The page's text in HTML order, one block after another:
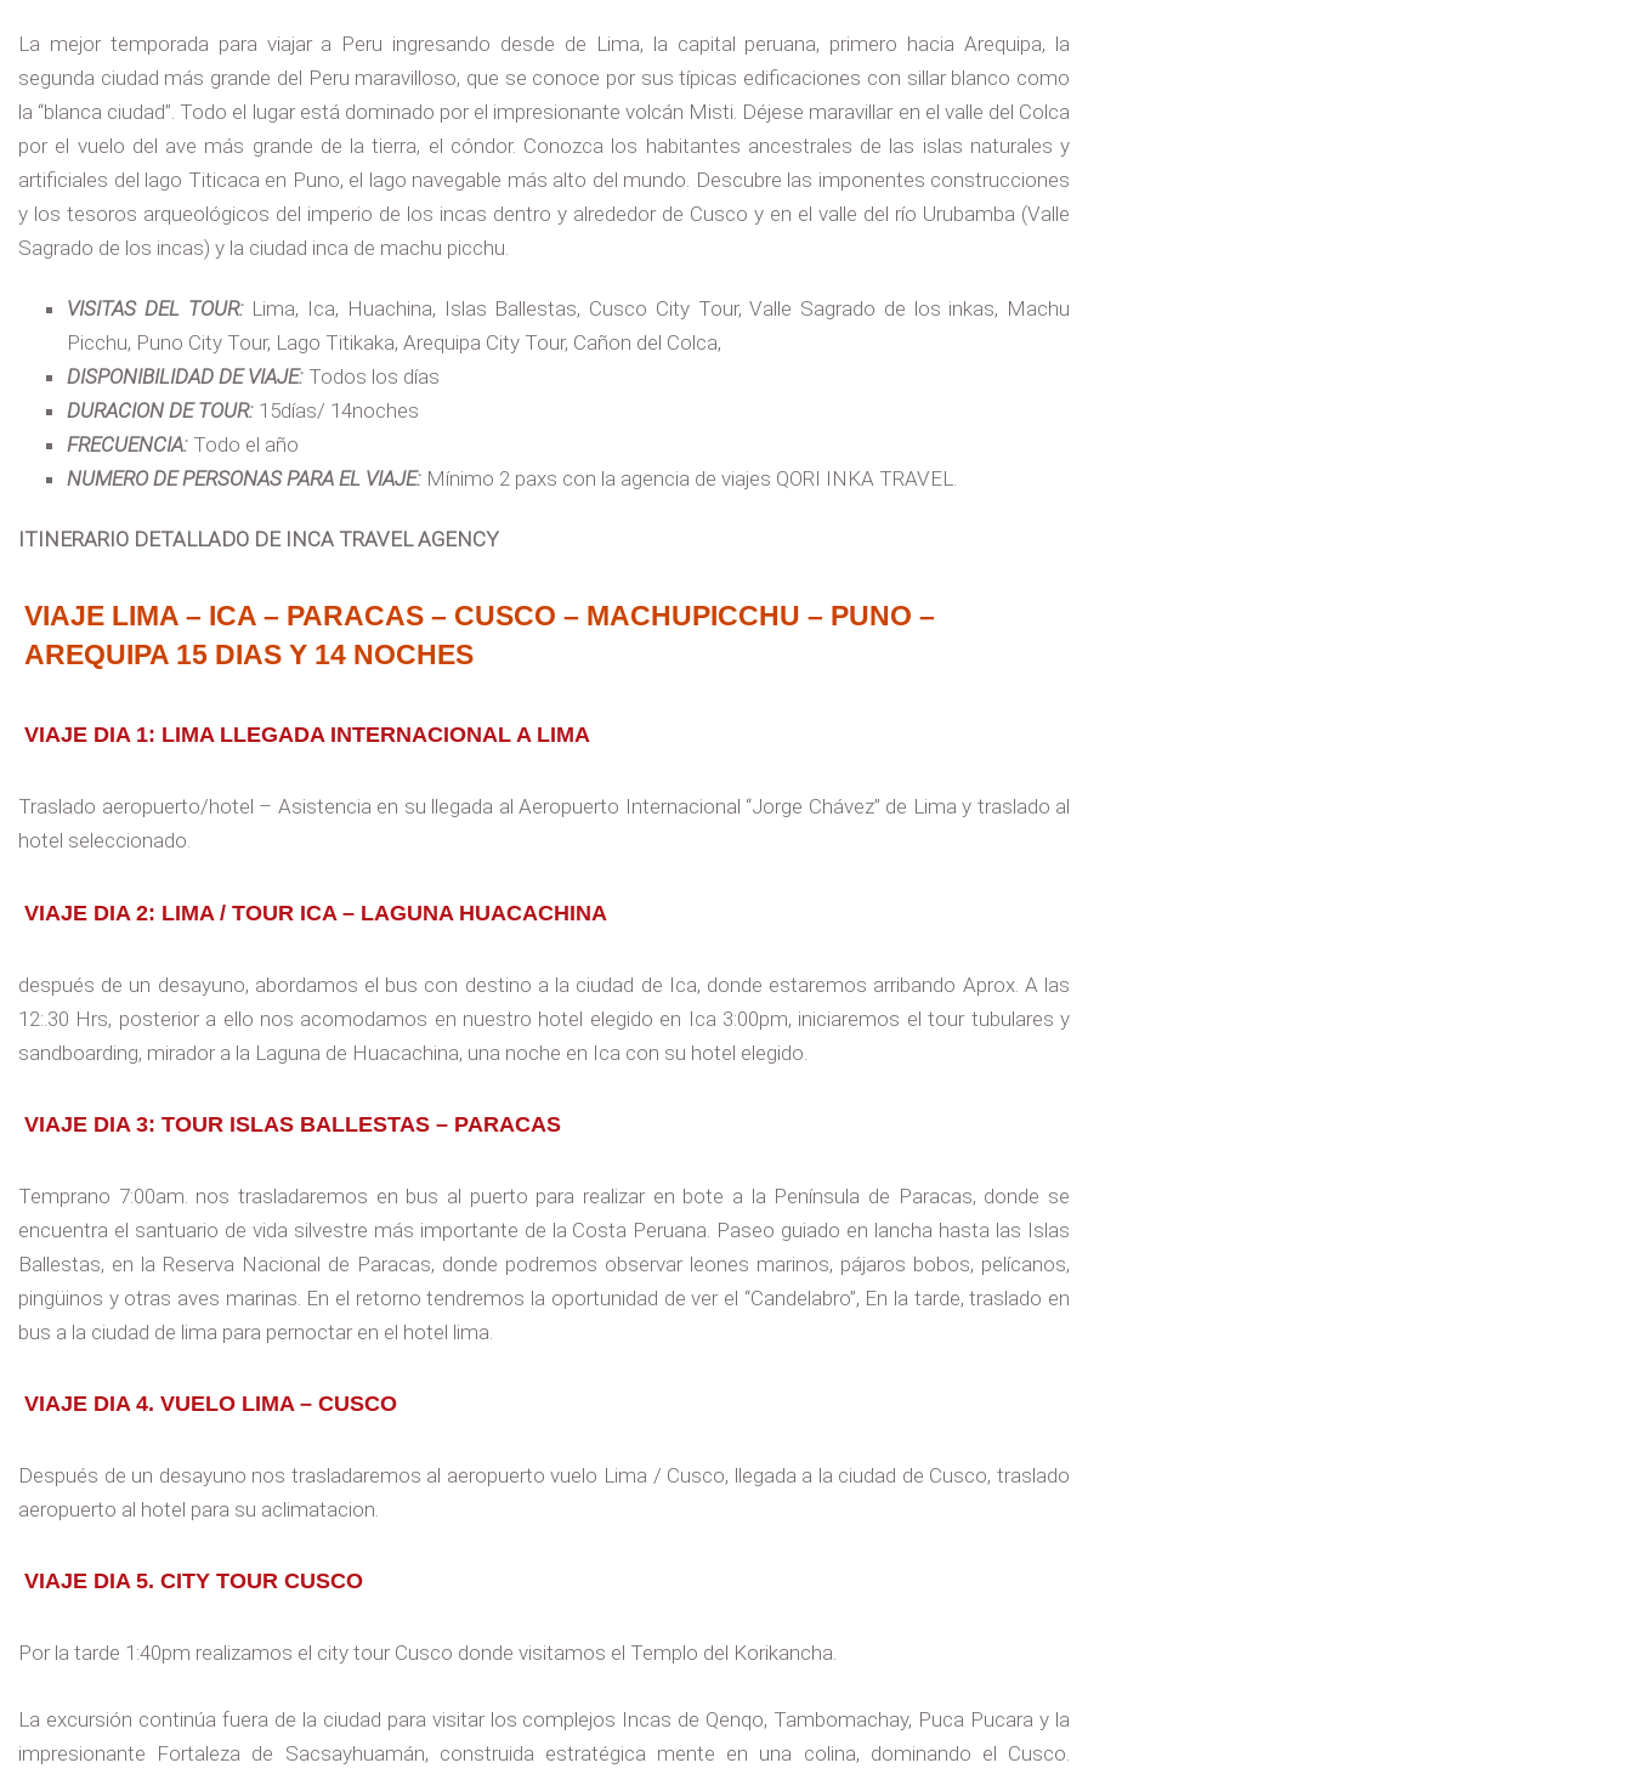
La mejor temporada para viajar a Peru ingresando desde de Lima, la capital peruana, primero hacia Arequipa, la
segunda ciudad más grande del Peru maravilloso, que se conoce por sus típicas edificaciones con sillar blanco como
la “blanca ciudad”. Todo el lugar está dominado por el impresionante volcán Misti. Déjese maravillar en el valle del Colca
por el vuelo del ave más grande de la tierra, el cóndor. Conozca los habitantes ancestrales de las islas naturales y
artificiales del lago Titicaca en Puno, el lago navegable más alto del mundo. Descubre las imponentes construcciones
y los tesoros arqueológicos del imperio de los incas dentro y alrededor de Cusco y en el valle del río Urubamba (Valle
Sagrado de los incas) y la ciudad inca de machu picchu.
VISITAS DEL TOUR:Lima, Ica, Huachina, Islas Ballestas, Cusco City Tour, Valle Sagrado de los inkas, Machu
Picchu, Puno City Tour, Lago Titikaka, Arequipa City Tour, Cañon del Colca,
DISPONIBILIDAD DE VIAJE: Todos los días
DURACION DE TOUR: 15días/ 14noches
FRECUENCIA: Todo el año
NUMERO DE PERSONAS PARA EL VIAJE: Mínimo 2 paxs con la agencia de viajes QORI INKA TRAVEL.
ITINERARIO DETALLADO DE INCA TRAVEL AGENCY
VIAJE LIMA – ICA – PARACAS – CUSCO – MACHUPICCHU – PUNO –
AREQUIPA 15 DIAS Y 14 NOCHES
VIAJE DIA 1: LIMA LLEGADA INTERNACIONAL A LIMA
Traslado aeropuerto/hotel – Asistencia en su llegada al Aeropuerto Internacional “Jorge Chávez” de Lima y traslado al
hotel seleccionado.
VIAJE DIA 2: LIMA / TOUR ICA – LAGUNA HUACACHINA
después de un desayuno, abordamos el bus con destino a la ciudad de Ica, donde estaremos arribando Aprox. A las
12:.30 Hrs, posterior a ello nos acomodamos en nuestro hotel elegido en Ica 3:00pm, iniciaremos el tour tubulares y
sandboarding, mirador a la Laguna de Huacachina, una noche en Ica con su hotel elegido.
VIAJE DIA 3: TOUR ISLAS BALLESTAS – PARACAS
Temprano 7:00am. nos trasladaremos en bus al puerto para realizar en bote a la Península de Paracas, donde se
encuentra el santuario de vida silvestre más importante de la Costa Peruana. Paseo guiado en lancha hasta las Islas
Ballestas, en la Reserva Nacional de Paracas, donde podremos observar leones marinos, pájaros bobos, pelícanos,
pingüinos y otras aves marinas. En el retorno tendremos la oportunidad de ver el “Candelabro”, En la tarde, traslado en
bus a la ciudad de lima para pernoctar en el hotel lima.
VIAJE DIA 4. VUELO LIMA – CUSCO
Después de un desayuno nos trasladaremos al aeropuerto vuelo Lima / Cusco, llegada a la ciudad de Cusco, traslado
aeropuerto al hotel para su aclimatacion.
VIAJE DIA 5. CITY TOUR CUSCO
Por la tarde 1:40pm realizamos el city tour Cusco donde visitamos el Templo del Korikancha.
La excursión continúa fuera de la ciudad para visitar los complejos Incas de Qenqo, Tambomachay, Puca Pucara y la
impresionante Fortaleza de Sacsayhuamán, construida estratégica mente en una colina, dominando el Cusco.